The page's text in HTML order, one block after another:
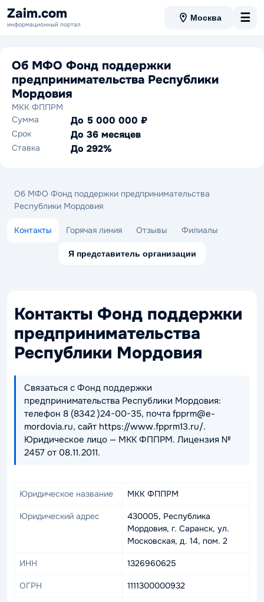
Zaim.com
информационный портал
Москва ☰
Об МФО Фонд поддержки
предпринимательства Республики
Мордовия
МКК ФППРМ
Сумма
До 5 000 000 ₽
Срок До 36 месяцев
Ставка До 292%
Об МФО Фонд поддержки предпринимательства
Республики Мордовия
Контакты Горячая линия Отзывы Филиалы
Я представитель организации
Контакты Фонд поддержки
предпринимательства
Республики Мордовия
Связаться с Фонд поддержки
предпринимательства Республики Мордовия:
телефон 8 (8342 )24-00-35, почта fpprm@e-
mordovia.ru, сайт https://www.fpprm13.ru/.
Юридическое лицо — МКК ФППРМ. Лицензия №
2457 от 08.11.2011.
Юридическое название МКК ФППРМ
Юридический адрес
430005, Республика
Мордовия, г. Саранск, ул.
Московская, д. 14, пом. 2
ИНН 1326960625
ОГРН 1111300000932